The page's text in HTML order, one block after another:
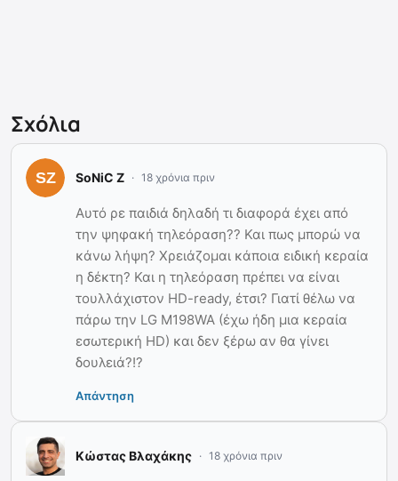
Σχόλια
SoNiC Z 18 χρόνια πριν
Αυτό ρε παιδιά δηλαδή τι διαφορά έχει από
την ψηφακή τηλεόραση?? Και πως μπορώ να
κάνω λήψη? Χρειάζομαι κάποια ειδική κεραία
η δέκτη? Και η τηλεόραση πρέπει να είναι
τουλλάχιστον HD-ready, έτσι? Γιατί θέλω να
πάρω την LG M198WA (έχω ήδη μια κεραία
εσωτερική HD) και δεν ξέρω αν θα γίνει
δουλειά?!?
Απάντηση
Κώστας Βλαχάκης 18 χρόνια πριν